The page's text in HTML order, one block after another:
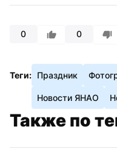
0 0
Теги: Праздник
Новости ЯНАО
Также по